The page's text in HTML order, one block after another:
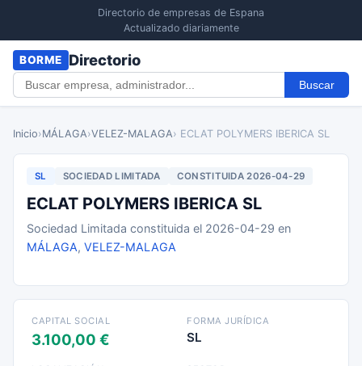
Directorio de empresas de Espana
Actualizado diariamente
BORME Directorio
Buscar
Inicio›MÁLAGA›VELEZ-MALAGA› ECLAT POLYMERS IBERICA SL
SL SOCIEDAD LIMITADA CONSTITUIDA 2026-04-29
ECLAT POLYMERS IBERICA SL
Sociedad Limitada constituida el 2026-04-29 en
MÁLAGA, VELEZ-MALAGA
CAPITAL SOCIAL
3.100,00 €
FORMA JURÍDICA
SL